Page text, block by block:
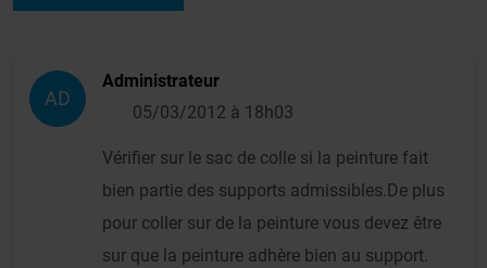
AD
Administrateur
05/03/2012 à 18h03
Vérifier sur le sac de colle si la peinture fait
bien partie des supports admissibles.De plus
pour coller sur de la peinture vous devez être
sur que la peinture adhère bien au support.